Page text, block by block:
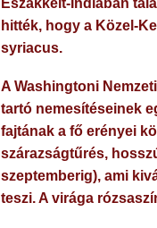
Északkelt-Indiában
hitték, hogy a Közel-
syriacus.
A Washingtoni
tartó nemesítéseinek
fajtának a fő erényei
szárazságtűrés,
szeptemberig), ami
teszi. A virága